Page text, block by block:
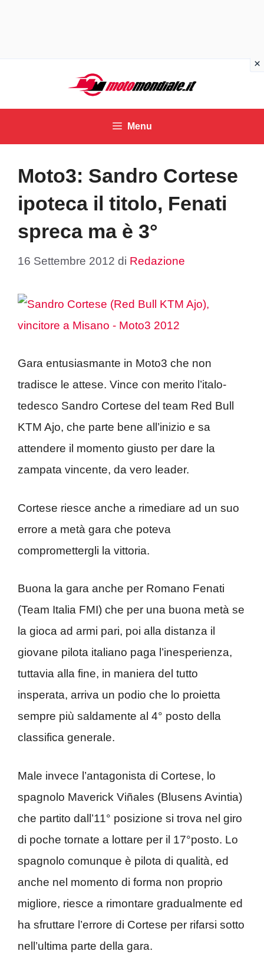
contenuto
Menu
Moto3: Sandro Cortese
ipoteca il titolo, Fenati
spreca ma è 3°
16 Settembre 2012 di Redazione
Gara entusiasmante in Moto3 che non
tradisce le attese. Vince con merito l’italo-
tedesco Sandro Cortese del team Red Bull
KTM Ajo, che parte bene all’inizio e sa
attendere il momento giusto per dare la
zampata vincente, da vero leader.
Cortese riesce anche a rimediare ad un suo
errore a metà gara che poteva
compromettergli la vittoria.
Buona la gara anche per Romano Fenati
(Team Italia FMI) che per una buona metà se
la gioca ad armi pari, poi alla distanza il
giovane pilota italiano paga l’inesperienza,
tuttavia alla fine, in maniera del tutto
insperata, arriva un podio che lo proietta
sempre più saldamente al 4° posto della
classifica generale.
Male invece l’antagonista di Cortese, lo
spagnolo Maverick Viñales (Blusens Avintia)
che partito dall’11° posizione si trova nel giro
di poche tornate a lottare per il 17°posto. Lo
spagnolo comunque è pilota di qualità, ed
anche nel momento di forma non proprio
migliore, riesce a rimontare gradualmente ed
ha sfruttare l’errore di Cortese per rifarsi sotto
nell’ultima parte della gara.